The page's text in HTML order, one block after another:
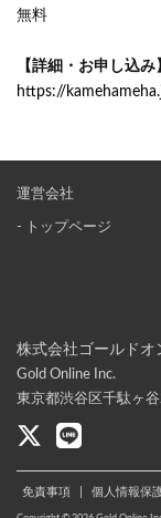
無料
【詳細・お申し込み
https://
株式会社ゴールドオ
Gold Online Inc.
東京都渋谷区千駄ヶ
運営会社
- トップページ
免責事項 個人情報保